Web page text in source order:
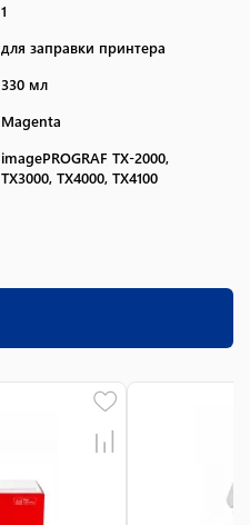
1
для заправки принтера
330 мл
Magenta
imagePROGRAF TX-2000,
TX3000, TX4000, TX4100